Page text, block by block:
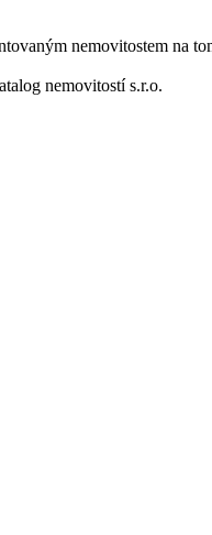
nemovitostem na
nemovitostí s.r.o.